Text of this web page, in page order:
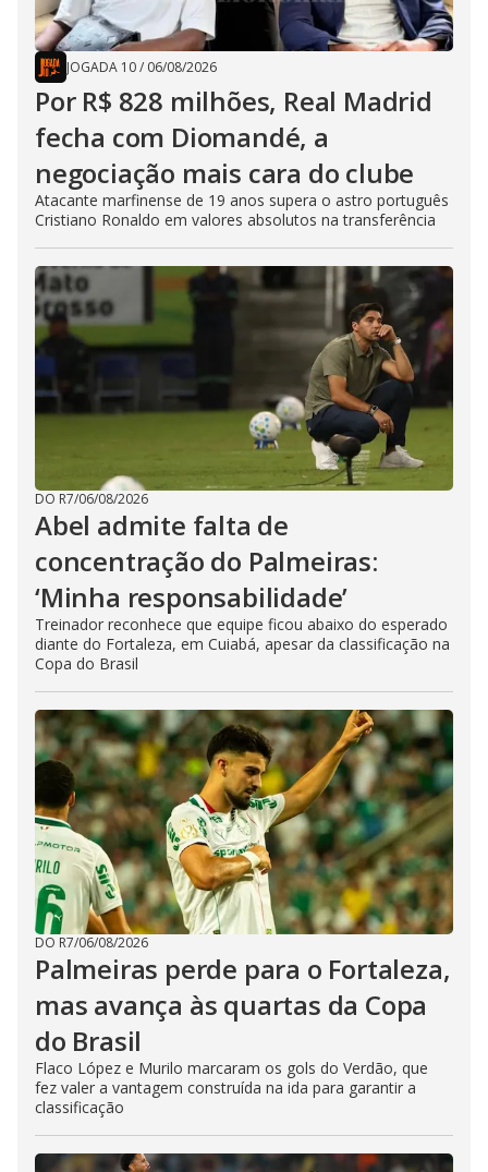
JOGADA 10/ 06/08/2026
Por R$ 828 milhões, Real Madrid
fecha com Diomandé, a
negociação mais cara do clube
Atacante marfinense de 19 anos supera o astro português
Cristiano Ronaldo em valores absolutos na transferência
DO R7/06/08/2026
Abel admite falta de
concentração do Palmeiras:
‘Minha responsabilidade’
Treinador reconhece que equipe ficou abaixo do esperado
diante do Fortaleza, em Cuiabá, apesar da classificação na
Copa do Brasil
DO R7/06/08/2026
Palmeiras perde para o Fortaleza,
mas avança às quartas da Copa
do Brasil
Flaco López e Murilo marcaram os gols do Verdão, que
fez valer a vantagem construída na ida para garantir a
classificação